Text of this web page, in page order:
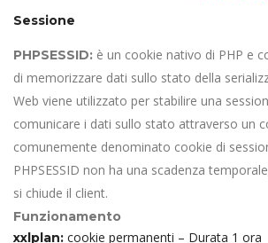
Sessione
PHPSESSID: è un cookie nativo di PHP e
di memorizzare dati sullo stato della
Web viene utilizzato per stabilire una
comunicare i dati sullo stato attraverso un
comunemente denominato cookie di
PHPSESSID non ha una scadenza
si chiude il client.
Funzionamento
xxlplan: cookie permanenti – Durata 1 ora